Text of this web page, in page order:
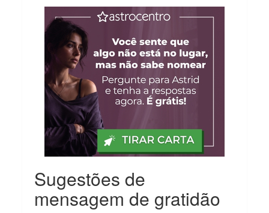
Sugestões de
mensagem de gratidão